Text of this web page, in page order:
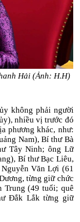
Hải (Ảnh: H.H)
không phải người
nhiều vị trước đó
phương khác, như:
Nam), Bí thư Bà
Tây Ninh; ông Lữ
Bí thư Bạc Liêu,
Văn Lợi (61
từng giữ chức
Trung (49 tuổi; quê
Đắk Lắk từng giữ